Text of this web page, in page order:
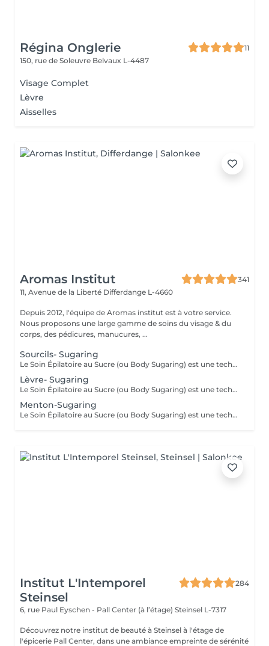
Régina Onglerie
11
150, rue de Soleuvre Belvaux L-4487
Visage Complet
Lèvre
Aisselles
Aromas Institut
341
11, Avenue de la Liberté Differdange L-4660
Depuis 2012, l'équipe de Aromas institut est à votre service.
Nous proposons une large gamme de soins du visage & du
corps, des pédicures, manucures, ...
Sourcils- Sugaring
Le Soin Épilatoire au Sucre (ou Body Sugaring) est une technique d'épilation bien particulière, qui rencontre de plus en plus de succès. Pourtant utilisée depuis des siècle, ce soin épilatoire est très efficafce pour vaincre les poils contrariants, mais il comporte également de nombreux autres avantages : Le soin épilatoire au sucre est : Écologique et 100% Vegan Idéal pour les personnes souffrants de problèmes de circulation Doté d'un pouvoir exfoliant : le sucre rends la peau belle et lisse Gommant : permet une meilleure prise des poils courts et incarnés Empêche les réaction inflammatoires et les folliculites Une épilation semi-définitive : le sucre coule dans le pore pileux, au plus près des racines pour une meilleure prise du bulbe, sans casser le poil. Leur production diminue de façon spectaculaire : 20 à 40% de poils en moins en 1 an.
Lèvre- Sugaring
Le Soin Épilatoire au Sucre (ou Body Sugaring) est une technique d'épilation bien particulière, qui rencontre de plus en plus de succès. Pourtant utilisée depuis des siècle, ce soin épilatoire est très efficafce pour vaincre les poils contrariants, mais il comporte également de nombreux autres avantages : Le soin épilatoire au sucre est : Écologique et 100% Vegan Idéal pour les personnes souffrants de problèmes de circulation Doté d'un pouvoir exfoliant : le sucre rends la peau belle et lisse Gommant : permet une meilleure prise des poils courts et incarnés Empêche les réaction inflammatoires et les folliculites Une épilation semi-définitive : le sucre coule dans le pore pileux, au plus près des racines pour une meilleure prise du bulbe, sans casser le poil. Leur production diminue de façon spectaculaire : 20 à 40% de poils en moins en 1 an.
Menton-Sugaring
Le Soin Épilatoire au Sucre (ou Body Sugaring) est une technique d'épilation bien particulière, qui rencontre de plus en plus de succès. Pourtant utilisée depuis des siècle, ce soin épilatoire est très efficafce pour vaincre les poils contrariants, mais il comporte également de nombreux autres avantages : Le soin épilatoire au sucre est : Écologique et 100% Vegan Idéal pour les personnes souffrants de problèmes de circulation Doté d'un pouvoir exfoliant : le sucre rends la peau belle et lisse Gommant : permet une meilleure prise des poils courts et incarnés Empêche les réaction inflammatoires et les folliculites Une épilation semi-définitive : le sucre coule dans le pore pileux, au plus près des racines pour une meilleure prise du bulbe, sans casser le poil. Leur production diminue de façon spectaculaire : 20 à 40% de poils en moins en 1 an.
Institut L'Intemporel
Steinsel
284
6, rue Paul Eyschen - Pall Center (à l’étage) Steinsel L-7317
Découvrez notre institut de beauté à Steinsel à l'étage de
l'épicerie Pall Center, dans une ambiance empreinte de sérénité